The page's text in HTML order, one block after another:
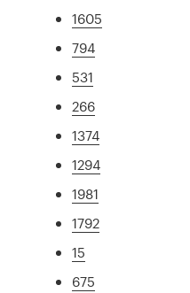
1605
794
531
266
1374
1294
1981
1792
15
675